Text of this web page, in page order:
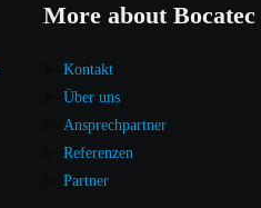
More about Bocatec
Kontakt
Über uns
Ansprechpartner
Referenzen
Partner